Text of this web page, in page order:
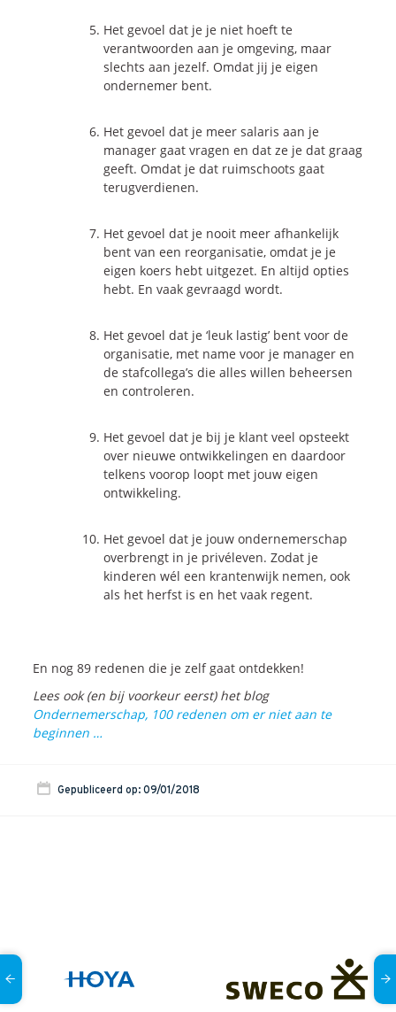
Inschrijven SalesCultuur-nieuws
Het gevoel dat je je niet hoeft te
verantwoorden aan je omgeving, maar
slechts aan jezelf. Omdat jij je eigen
ondernemer bent.
Het gevoel dat je meer salaris aan je
manager gaat vragen en dat ze je dat graag
geeft. Omdat je dat ruimschoots gaat
terugverdienen.
Het gevoel dat je nooit meer afhankelijk
bent van een reorganisatie, omdat je je
eigen koers hebt uitgezet. En altijd opties
hebt. En vaak gevraagd wordt.
Het gevoel dat je ‘leuk lastig’ bent voor de
organisatie, met name voor je manager en
de stafcollega’s die alles willen beheersen
en controleren.
Het gevoel dat je bij je klant veel opsteekt
over nieuwe ontwikkelingen en daardoor
telkens voorop loopt met jouw eigen
ontwikkeling.
Het gevoel dat je jouw ondernemerschap
overbrengt in je privéleven. Zodat je
kinderen wél een krantenwijk nemen, ook
als het herfst is en het vaak regent.
En nog 89 redenen die je zelf gaat ontdekken!
Lees ook (en bij voorkeur eerst) het blog
Ondernemerschap, 100 redenen om er niet aan te
beginnen …
Gepubliceerd op: 09/01/2018